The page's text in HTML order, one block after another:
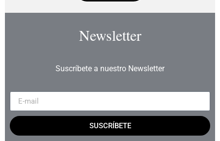
Newsletter
Suscríbete a nuestro Newsletter
SUSCRÍBETE